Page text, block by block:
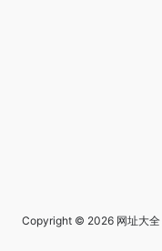
Copyright © 2026 网址大全